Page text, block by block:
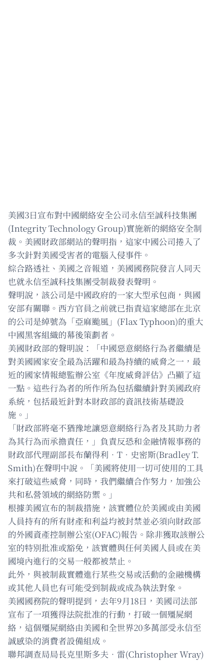
美國3日宣布對中國網絡安全公司永信至誠科技集團
(Integrity Technology Group)實施新的網絡安全制
裁。美國財政部網站的聲明指，這家中國公司捲入了
多次針對美國受害者的電腦入侵事件。
綜合路透社、美國之音報道，美國國務院發言人同天
也就永信至誠科技集團受制裁發表聲明。
聲明說，該公司是中國政府的一家大型承包商，與國
安部有關聯。西方官員之前就已指責這家總部在北京
的公司是綽號為「亞麻颱風」(Flax Typhoon)的重大
中國黑客組織的幕後策劃者。
美國財政部的聲明說：「中國惡意網絡行為者繼續是
對美國國家安全最為活躍和最為持續的威脅之一，最
近的國家情報總監辦公室《年度威脅評估》凸顯了這
一點。這些行為者的所作所為包括繼續針對美國政府
系統，包括最近針對本財政部的資訊技術基礎設
施。」
「財政部將毫不猶豫地讓惡意網絡行為者及其助力者
為其行為而承擔責任，」負責反恐和金融情報事務的
財政部代理副部長布蘭得利．T．史密斯(Bradley T.
Smith)在聲明中說。「美國將使用一切可使用的工具
來打破這些威脅，同時，我們繼續合作努力，加強公
共和私營領域的網絡防禦。」
根據美國宣布的制裁措施，該實體位於美國或由美國
人員持有的所有財產和利益均被封禁並必須向財政部
的外國資產控制辦公室(OFAC)報告。除非獲取該辦公
室的特別批准或豁免，該實體與任何美國人員或在美
國境內進行的交易一般都被禁止。
此外，與被制裁實體進行某些交易或活動的金融機構
或其他人員也有可能受到制裁或成為執法對象。
美國國務院的聲明提到，去年9月18日，美國司法部
宣布了一項獲得法院批准的行動，打破一個殭屍網
絡，這個殭屍網絡由美國和全世界20多萬部受永信至
誠感染的消費者設備組成。
聯邦調查局局長克里斯多夫．雷(Christopher Wray)